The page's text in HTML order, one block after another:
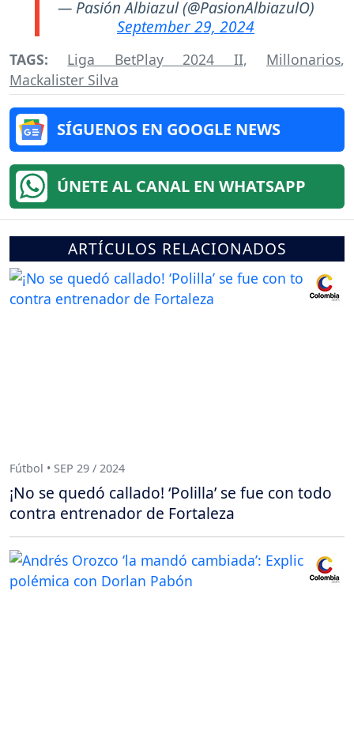
— Pasión Albiazul (@PasionAlbiazulO)
September 29, 2024
TAGS: Liga BetPlay 2024 II, Millonarios,
Mackalister Silva
SÍGUENOS EN GOOGLE NEWS
ÚNETE AL CANAL EN WHATSAPP
ARTÍCULOS RELACIONADOS
Fútbol • SEP 29 / 2024
¡No se quedó callado! ‘Polilla’ se fue con todo
contra entrenador de Fortaleza